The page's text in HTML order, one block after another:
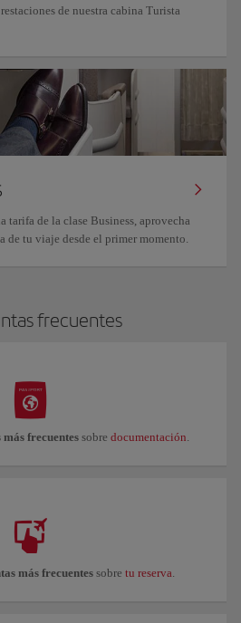
de nuestra cabina Turista
tarifa de la clase Business, aprovecha
de tu viaje desde el primer momento.
frecuentes
frecuentessobre documentación
más frecuentes sobre tu reserva